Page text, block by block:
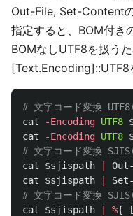
Out-File, Set-Content
指定すると、BOM付き
BOMなしUTF8を扱う
[Text.Encoding]::UTF8
# 文字コード変換
cat
-Encoding UTF8
cat
-Encoding UTF8
# 文字コード変換
cat
$sjispath
cat
$sjispath
# 文字コード変換
cat
$sjispath %{ [